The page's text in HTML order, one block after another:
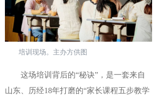
培训现场。主办方供图
这场培训背后的“秘诀”，是一套来自
山东、历经18年打磨的“家长课程五步教学